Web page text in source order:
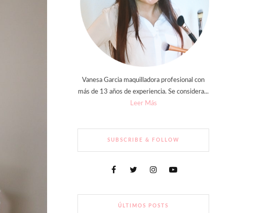
Vanesa Garcia maquilladora profesional con
más de 13 años de experiencia. Se considera...
Leer Más
SUBSCRIBE & FOLLOW
ÚLTIMOS POSTS